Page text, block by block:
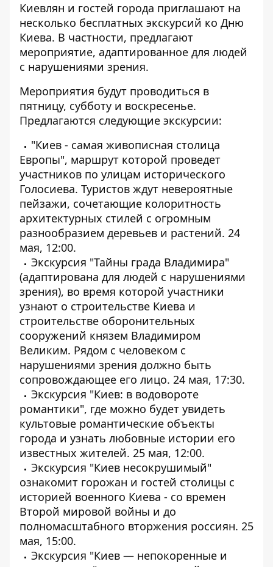
Киевлян и гостей города приглашают на
несколько бесплатных экскурсий ко Дню
Киева. В частности, предлагают
мероприятие, адаптированное для людей
с нарушениями зрения.
Мероприятия будут проводиться в
пятницу, субботу и воскресенье.
Предлагаются следующие экскурсии:
"Киев - самая живописная столица
Европы", маршрут которой проведет
участников по улицам исторического
Голосиева. Туристов ждут невероятные
пейзажи, сочетающие колоритность
архитектурных стилей с огромным
разнообразием деревьев и растений. 24
мая, 12:00.
Экскурсия "Тайны града Владимира"
(адаптирована для людей с нарушениями
зрения), во время которой участники
узнают о строительстве Киева и
строительстве оборонительных
сооружений князем Владимиром
Великим. Рядом с человеком с
нарушениями зрения должно быть
сопровождающее его лицо. 24 мая, 17:30.
Экскурсия "Киев: в водовороте
романтики", где можно будет увидеть
культовые романтические объекты
города и узнать любовные истории его
известных жителей. 25 мая, 12:00.
Экскурсия "Киев несокрушимый"
ознакомит горожан и гостей столицы с
историей военного Киева - со времен
Второй мировой войны и до
полномасштабного вторжения россиян. 25
мая, 15:00.
Экскурсия "Киев — непокоренные и